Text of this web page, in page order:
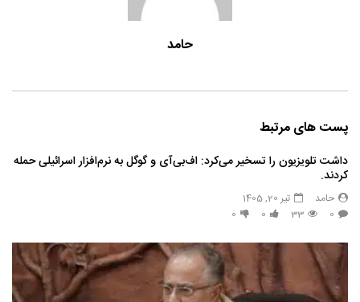
حامد
پست های مرتبط
داشت تلویزیون را تسخیر می‌کرد: اف‌بی‌آی و گوگل به نرم‌افزار اسرائیلی حمله
کردند.
حامد
تیر 20, 1405
0
33
0
0